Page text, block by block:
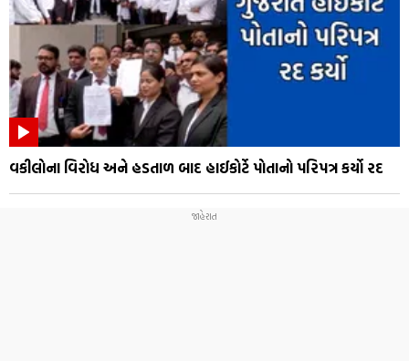
વકીલોના વિરોધ અને હડતાળ બાદ હાઈકોર્ટે પોતાનો પરિપત્ર કર્યો રદ